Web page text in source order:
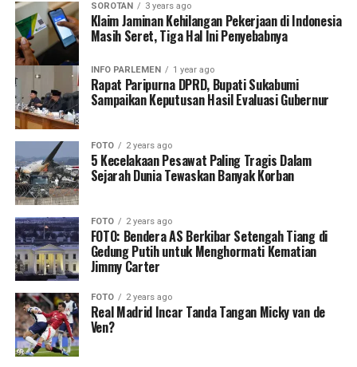
SOROTAN 3 years ago
Klaim Jaminan Kehilangan Pekerjaan di Indonesia
Masih Seret, Tiga Hal Ini Penyebabnya
INFO PARLEMEN 1 year ago
Rapat Paripurna DPRD, Bupati Sukabumi
Sampaikan Keputusan Hasil Evaluasi Gubernur
FOTO 2 years ago
5 Kecelakaan Pesawat Paling Tragis Dalam
Sejarah Dunia Tewaskan Banyak Korban
FOTO 2 years ago
FOTO: Bendera AS Berkibar Setengah Tiang di
Gedung Putih untuk Menghormati Kematian
Jimmy Carter
FOTO 2 years ago
Real Madrid Incar Tanda Tangan Micky van de
Ven?